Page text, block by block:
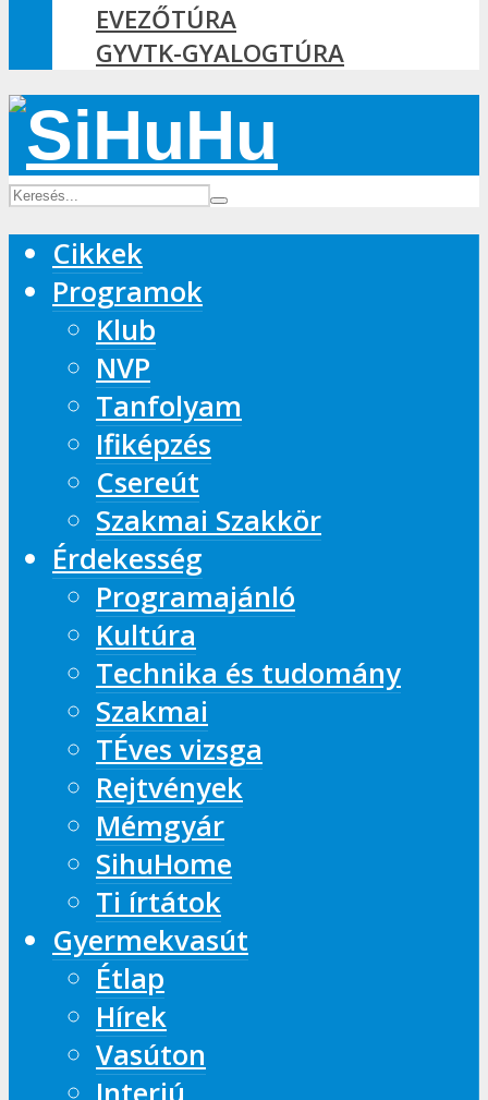
EVEZŐTÚRA
GYVTK-GYALOGTÚRA
Cikkek
Programok
Klub
NVP
Tanfolyam
Ifiképzés
Csereút
Szakmai Szakkör
Érdekesség
Programajánló
Kultúra
Technika és tudomány
Szakmai
TÉves vizsga
Rejtvények
Mémgyár
SihuHome
Ti írtátok
Gyermekvasút
Étlap
Hírek
Vasúton